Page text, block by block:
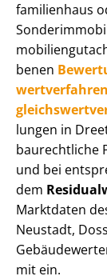
fa­mi­li­en­haus
be­nen
wert­ver­fah­ren
lun­gen in
baurechtliche
und bei
dem
Marktdaten
Neustadt,
mit ein.